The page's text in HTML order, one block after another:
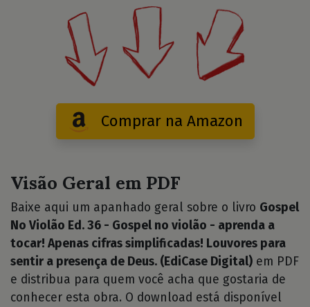
Comprar na Amazon
Visão Geral em PDF
Baixe aqui um apanhado geral sobre o livro Gospel
No Violão Ed. 36 - Gospel no violão - aprenda a
tocar! Apenas cifras simplificadas! Louvores para
sentir a presença de Deus. (EdiCase Digital) em PDF
e distribua para quem você acha que gostaria de
conhecer esta obra. O download está disponível